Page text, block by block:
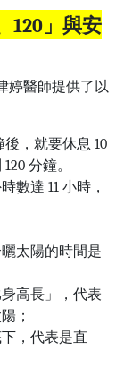
120」與安
婷醫師提供了以
後，就要休息 10
120 分鐘。
數達 11 小時，
太陽的時間是
高長」，代表
；
，代表是直